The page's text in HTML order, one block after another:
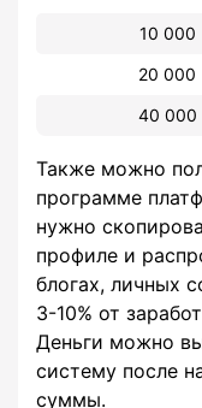
10 000
20 000
40 000
Также можно
программе
нужно
профиле и
блогах, личных
3-10% от
Деньги можно
систему после
суммы.